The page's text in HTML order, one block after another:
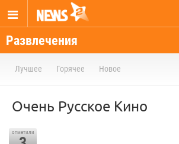
Развлечения
Лучшее Горячее Новое
Очень Русское Кино
отметили